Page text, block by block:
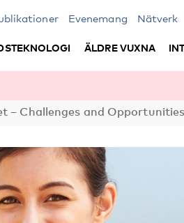
Evenemang Nätverk
ÄLDRE VUXNA
– Challenges and Opportunities